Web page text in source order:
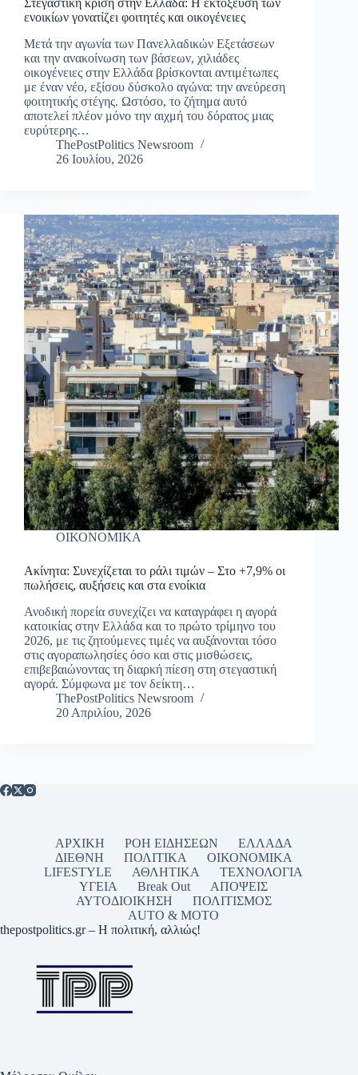
Στεγαστική κρίση στην Ελλάδα: Η εκτόξευση των
ενοικίων γονατίζει φοιτητές και οικογένειες
Μετά την αγωνία των Πανελλαδικών Εξετάσεων
και την ανακοίνωση των βάσεων, χιλιάδες
οικογένειες στην Ελλάδα βρίσκονται αντιμέτωπες
με έναν νέο, εξίσου δύσκολο αγώνα: την ανεύρεση
φοιτητικής στέγης. Ωστόσο, το ζήτημα αυτό
αποτελεί πλέον μόνο την αιχμή του δόρατος μιας
ευρύτερης…
ThePostPolitics Newsroom
26 Ιουλίου, 2026
ΟΙΚΟΝΟΜΙΚΑ
Ακίνητα: Συνεχίζεται το ράλι τιμών – Στο +7,9% οι
πωλήσεις, αυξήσεις και στα ενοίκια
Ανοδική πορεία συνεχίζει να καταγράφει η αγορά
κατοικίας στην Ελλάδα και το πρώτο τρίμηνο του
2026, με τις ζητούμενες τιμές να αυξάνονται τόσο
στις αγοραπωλησίες όσο και στις μισθώσεις,
επιβεβαιώνοντας τη διαρκή πίεση στη στεγαστική
αγορά. Σύμφωνα με τον δείκτη…
ThePostPolitics Newsroom
20 Απριλίου, 2026
ΑΡΧΙΚΗ ΡΟΗ ΕΙΔΗΣΕΩΝ
ΕΛΛΑΔΑ
ΔΙΕΘΝΗ
ΠΟΛΙΤΙΚΑ
ΟΙΚΟΝΟΜΙΚΑ
LIFESTYLE
ΑΘΛΗΤΙΚΑ
ΤΕΧΝΟΛΟΓΙΑ
ΥΓΕΙΑ
Break Out
ΑΠΟΨΕΙΣ
ΑΥΤΟΔΙΟΙΚΗΣΗ
ΠΟΛΙΤΙΣΜΟΣ
AUTO & MOTO
thepostpolitics.gr – Η πολιτική, αλλιώς!